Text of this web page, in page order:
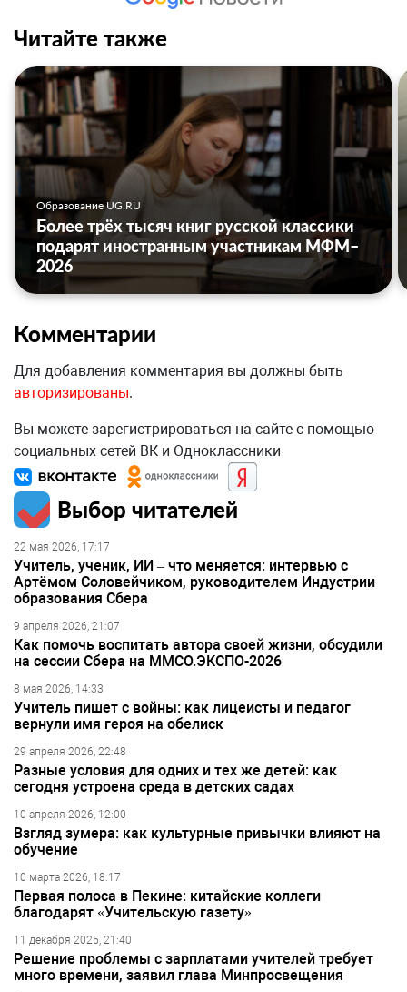
Читайте также
Образование UG.RU
Более трёх тысяч книг русской классики
подарят иностранным участникам МФМ–
2026
Комментарии
Для добавления комментария вы должны быть
авторизированы.
Вы можете зарегистрироваться на сайте с помощью
социальных сетей ВК и Одноклассники
Выбор читателей
22 мая 2026, 17:17
Учитель, ученик, ИИ – что меняется: интервью с
Артёмом Соловейчиком, руководителем Индустрии
образования Сбера
9 апреля 2026, 21:07
Как помочь воспитать автора своей жизни, обсудили
на сессии Сбера на ММСО.ЭКСПО-2026
8 мая 2026, 14:33
Учитель пишет с войны: как лицеисты и педагог
вернули имя героя на обелиск
29 апреля 2026, 22:48
Разные условия для одних и тех же детей: как
сегодня устроена среда в детских садах
10 апреля 2026, 12:00
Взгляд зумера: как культурные привычки влияют на
обучение
10 марта 2026, 18:17
Первая полоса в Пекине: китайские коллеги
благодарят «Учительскую газету»
11 декабря 2025, 21:40
Решение проблемы с зарплатами учителей требует
много времени, заявил глава Минпросвещения